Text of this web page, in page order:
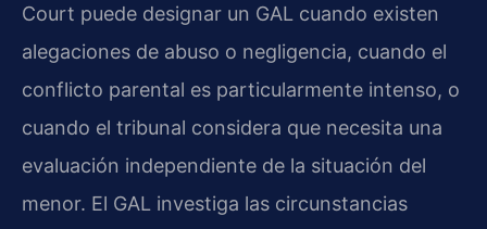
Court puede designar un GAL cuando existen
alegaciones de abuso o negligencia, cuando el
conflicto parental es particularmente intenso, o
cuando el tribunal considera que necesita una
evaluación independiente de la situación del
menor. El GAL investiga las circunstancias